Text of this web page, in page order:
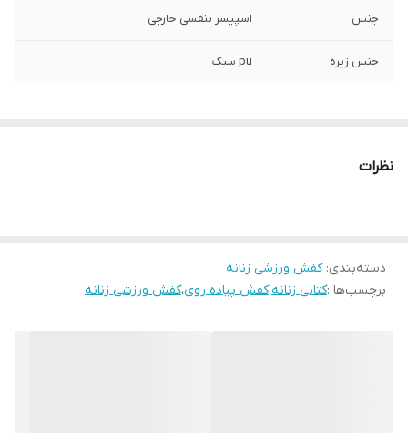
جنس اسپیسر تنفسی خارجی
جنس زیره pu سبک
نظرات
دسته‌بندی:کفش ورزشی زنانه
برچسب‌ها :کتانی زنانه،کفش پیاده روی،کفش ورزشی زنانه